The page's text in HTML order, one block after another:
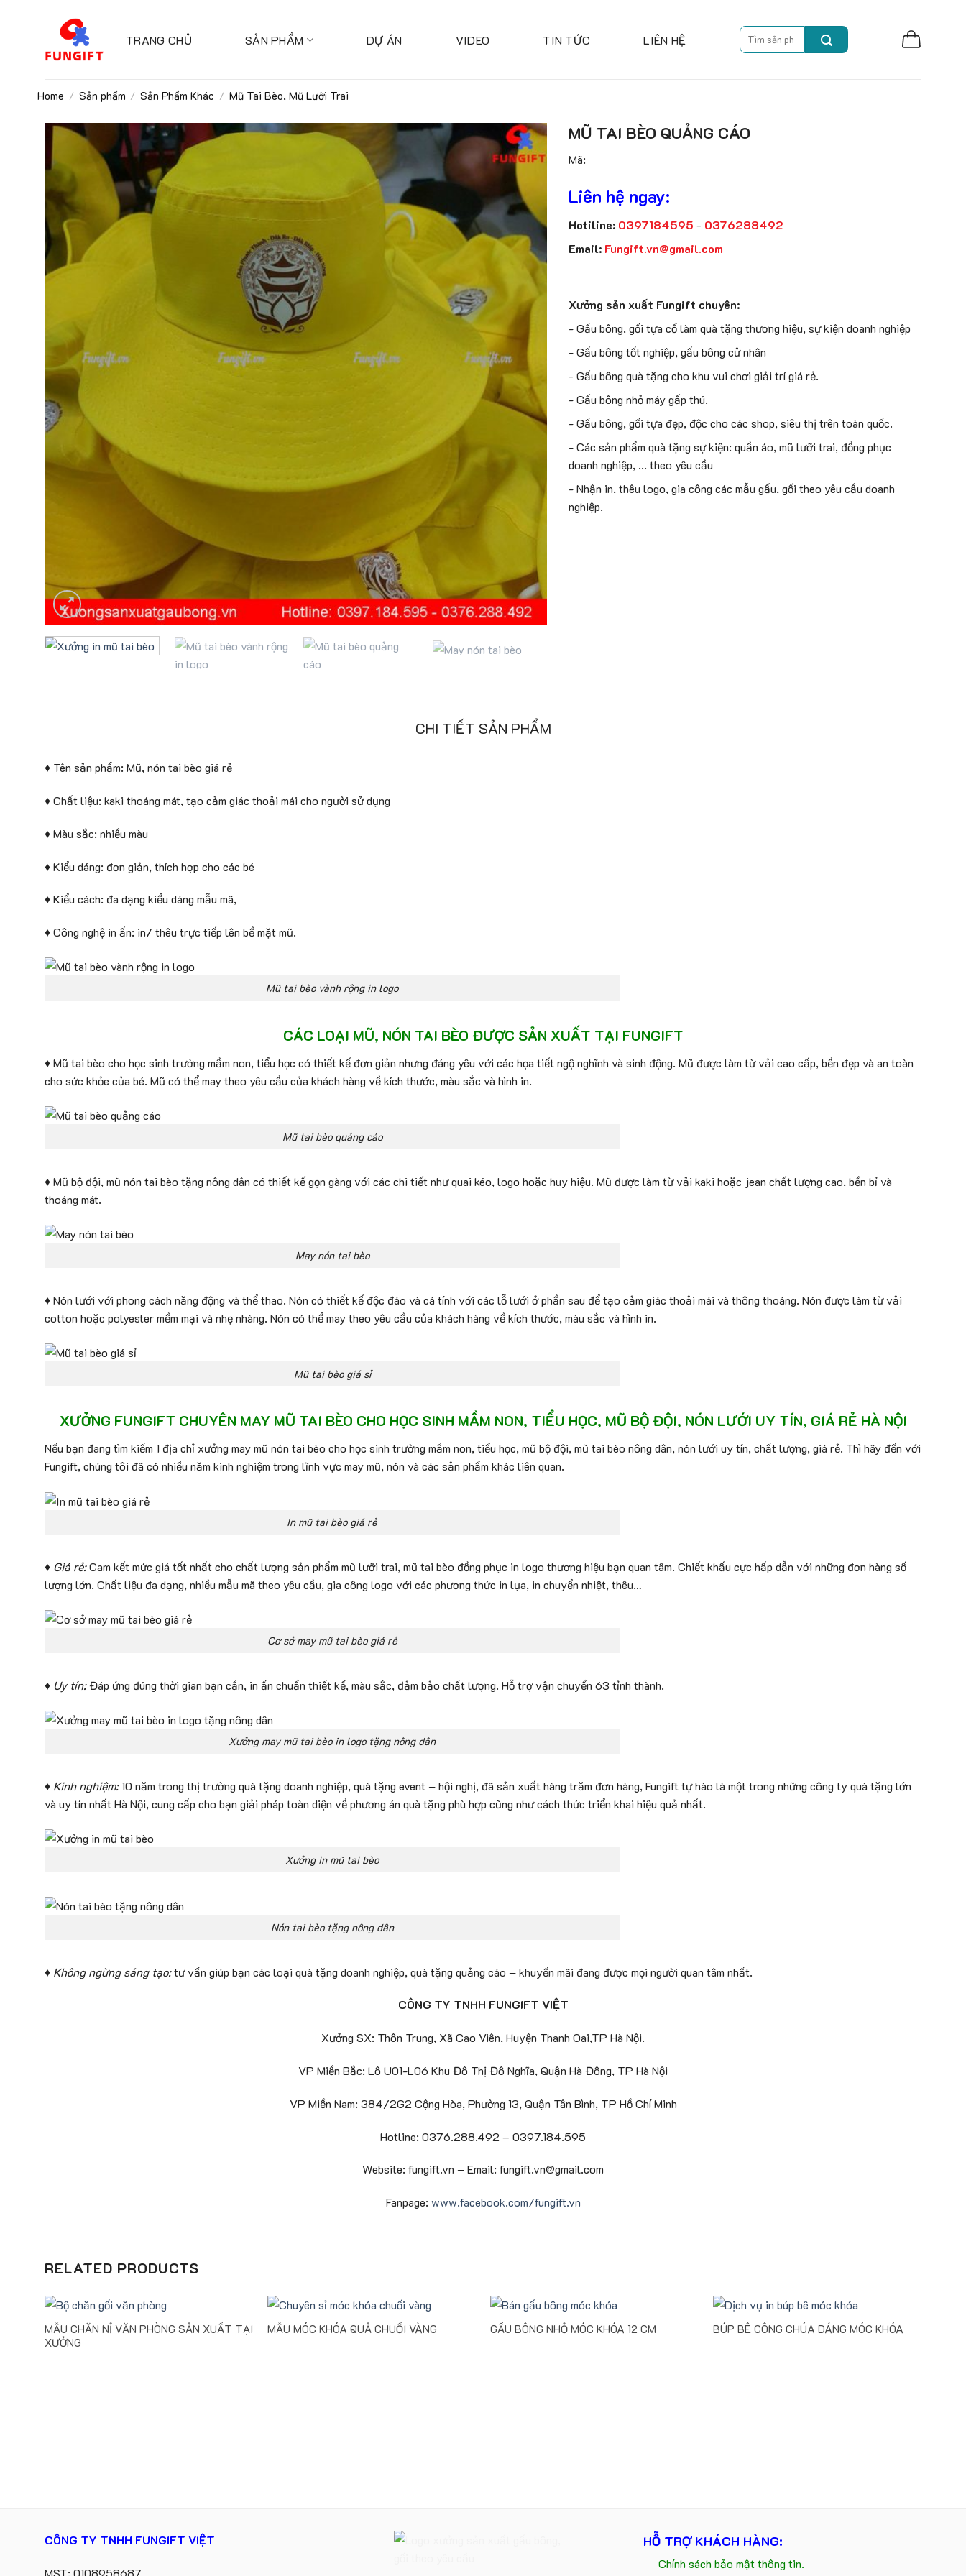
TRANG CHỦ SẢN PHẨM DỰ ÁN VIDEO TIN TỨC LIÊN HỆ
Search
for:
Home / Sản phẩm / Sản Phẩm Khác / Mũ Tai Bèo, Mũ Lưỡi Trai
MŨ TAI BÈO QUẢNG CÁO
Mã:
Liên hệ ngay:
Hotiline: 0397184595 - 0376288492
Email: Fungift.vn@gmail.com
Xưởng sản xuất Fungift chuyên:
- Gấu bông, gối tựa cổ làm quà tặng thương hiệu, sự kiện doanh nghiệp
- Gấu bông tốt nghiệp, gấu bông cử nhân
- Gấu bông quà tặng cho khu vui chơi giải trí giá rẻ.
- Gấu bông nhỏ máy gấp thú.
- Gấu bông, gối tựa đẹp, độc cho các shop, siêu thị trên toàn quốc.
- Các sản phẩm quà tặng sự kiện: quần áo, mũ lưỡi trai, đồng phục
doanh nghiệp, ... theo yêu cầu
- Nhận in, thêu logo, gia công các mẫu gấu, gối theo yêu cầu doanh
nghiệp.
CHI TIẾT SẢN PHẨM
♦ Tên sản phẩm: Mũ, nón tai bèo giá rẻ
♦ Chất liệu: kaki thoáng mát, tạo cảm giác thoải mái cho người sử dụng
♦ Màu sắc: nhiều màu
♦ Kiểu dáng: đơn giản, thích hợp cho các bé
♦ Kiểu cách: đa dạng kiểu dáng mẫu mã,
♦ Công nghệ in ấn: in/ thêu trực tiếp lên bề mặt mũ.
Mũ tai bèo vành rộng in logo
CÁC LOẠI MŨ, NÓN TAI BÈO ĐƯỢC SẢN XUẤT TẠI FUNGIFT
♦ Mũ tai bèo cho học sinh trường mầm non, tiểu học có thiết kế đơn giản nhưng đáng yêu với các họa tiết ngộ nghĩnh và sinh động. Mũ được làm từ vải cao cấp, bền đẹp và an toàn
cho sức khỏe của bé. Mũ có thể may theo yêu cầu của khách hàng về kích thước, màu sắc và hình in.
Mũ tai bèo quảng cáo
♦ Mũ bộ đội, mũ nón tai bèo tặng nông dân có thiết kế gọn gàng với các chi tiết như quai kéo, logo hoặc huy hiệu. Mũ được làm từ vải kaki hoặc jean chất lượng cao, bền bỉ và
thoáng mát.
May nón tai bèo
♦ Nón lưới với phong cách năng động và thể thao. Nón có thiết kế độc đáo và cá tính với các lỗ lưới ở phần sau để tạo cảm giác thoải mái và thông thoáng. Nón được làm từ vải
cotton hoặc polyester mềm mại và nhẹ nhàng. Nón có thể may theo yêu cầu của khách hàng về kích thước, màu sắc và hình in.
Mũ tai bèo giá sỉ
XƯỞNG FUNGIFT CHUYÊN MAY MŨ TAI BÈO CHO HỌC SINH MẦM NON, TIỂU HỌC, MŨ BỘ ĐỘI, NÓN LƯỚI UY TÍN, GIÁ RẺ HÀ NỘI
Nếu bạn đang tìm kiếm 1 địa chỉ xưởng may mũ nón tai bèo cho học sinh trường mầm non, tiểu học, mũ bộ đội, mũ tai bèo nông dân, nón lưới uy tín, chất lượng, giá rẻ. Thì hãy đến với
Fungift, chúng tôi đã có nhiều năm kinh nghiệm trong lĩnh vực may mũ, nón và các sản phẩm khác liên quan.
In mũ tai bèo giá rẻ
♦ Giá rẻ:Cam kết mức giá tốt nhất cho chất lượng sản phẩm mũ lưỡi trai, mũ tai bèo đồng phục in logo thương hiệu bạn quan tâm. Chiết khấu cực hấp dẫn với những đơn hàng số
lượng lớn. Chất liệu đa dạng, nhiều mẫu mã theo yêu cầu, gia công logo với các phương thức in lụa, in chuyển nhiệt, thêu…
Cơ sở may mũ tai bèo giá rẻ
♦ Uy tín:Đáp ứng đúng thời gian bạn cần, in ấn chuẩn thiết kế, màu sắc, đảm bảo chất lượng. Hỗ trợ vận chuyển 63 tỉnh thành.
Xưởng may mũ tai bèo in logo tặng nông dân
♦ Kinh nghiệm:10 năm trong thị trường quà tặng doanh nghiệp, quà tặng event – hội nghị, đã sản xuất hàng trăm đơn hàng, Fungift tự hào là một trong những công ty quà tặng lớn
và uy tín nhất Hà Nội, cung cấp cho bạn giải pháp toàn diện về phương án quà tặng phù hợp cũng như cách thức triển khai hiệu quả nhất.
Xưởng in mũ tai bèo
Nón tai bèo tặng nông dân
♦ Không ngừng sáng tạo:tư vấn giúp bạn các loại quà tặng doanh nghiệp, quà tặng quảng cáo – khuyến mãi đang được mọi người quan tâm nhất.
CÔNG TY TNHH FUNGIFT VIỆT
Xưởng SX: Thôn Trung, Xã Cao Viên, Huyện Thanh Oai,TP Hà Nội.
VP Miền Bắc: Lô U01-L06 Khu Đô Thị Đô Nghĩa, Quận Hà Đông, TP Hà Nội
VP Miền Nam: 384/2G2 Cộng Hòa, Phường 13, Quận Tân Bình, TP Hồ Chí Minh
Hotline: 0376.288.492 – 0397.184.595
Website: fungift.vn – Email: fungift.vn@gmail.com
Fanpage: www.facebook.com/fungift.vn
RELATED PRODUCTS
MẪU CHĂN NỈ VĂN PHÒNG SẢN XUẤT TẠI
XƯỞNG
MẪU MÓC KHÓA QUẢ CHUỐI VÀNG GẤU BÔNG NHỎ MÓC KHÓA 12 CM BÚP BÊ CÔNG CHÚA DÁNG MÓC KHÓA
CÔNG TY TNHH FUNGIFT VIỆT
MST: 0108958687
HỖ TRỢ KHÁCH HÀNG:
Chính sách bảo mật thông tin.